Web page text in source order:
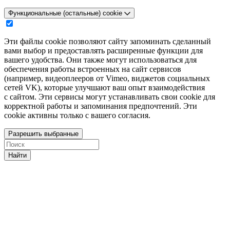
Функциональные (остальные) cookie
Эти файлы cookie позволяют сайту запоминать сделанный
вами выбор и предоставлять расширенные функции для
вашего удобства. Они также могут использоваться для
обеспечения работы встроенных на сайт сервисов
(например, видеоплееров от Vimeo, виджетов социальных
сетей VK), которые улучшают ваш опыт взаимодействия
с сайтом. Эти сервисы могут устанавливать свои cookie для
корректной работы и запоминания предпочтений. Эти
cookie активны только с вашего согласия.
Разрешить выбранные
Найти